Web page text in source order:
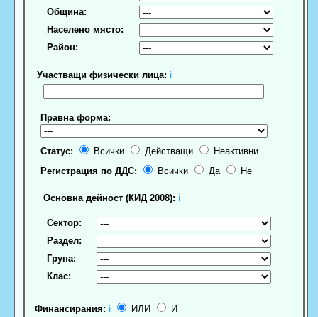
Община:
Населено място:
Район:
Участващи физически лица: ℹ
Правна форма:
Статус: Всички Действащи
Неактивни
Регистрация по ДДС:
Всички Да Не
Основна дейност (КИД 2008): ℹ
Сектор:
Раздел:
Група:
Клас:
Финансирания: ℹ ИЛИ
И